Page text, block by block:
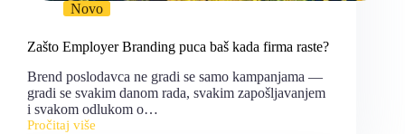
Novo
Zašto Employer Branding puca baš kada firma raste?
Brend poslodavca ne gradi se samo kampanjama —
gradi se svakim danom rada, svakim zapošljavanjem
i svakom odlukom o…
Pročitaj više